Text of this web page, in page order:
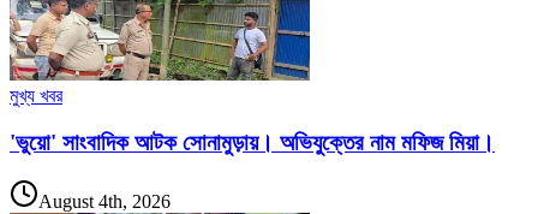
মুখ্য খবর
'ভুয়ো' সাংবাদিক আটক সোনামুড়ায়। অভিযুক্তের নাম মফিজ মিয়া।
August 4th, 2026